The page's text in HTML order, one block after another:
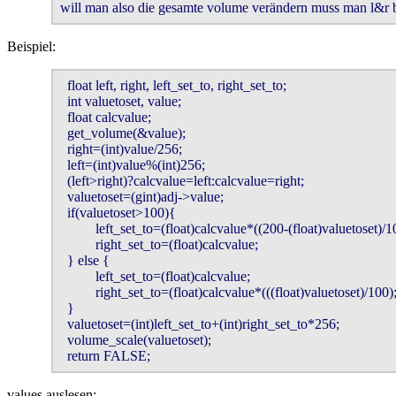
will man also die gesamte volume verändern muss man l&r
Beispiel:
  float left, right, left_set_to, right_set_to;
  int valuetoset, value;
  float calcvalue;
  get_volume(&value);
  right=(int)value/256;
  left=(int)value%(int)256;
  (left>right)?calcvalue=left:calcvalue=right;
  valuetoset=(gint)adj->value;
  if(valuetoset>100){
left_set_to=(float)calcvalue*((200-(float)valuetoset)/
          right_set_to=(float)calcvalue;
  } else {
          left_set_to=(float)calcvalue;
          right_set_to=(float)calcvalue*(((float)valuetoset)/100);
  }
  valuetoset=(int)left_set_to+(int)right_set_to*256;
  volume_scale(valuetoset);
  return FALSE;